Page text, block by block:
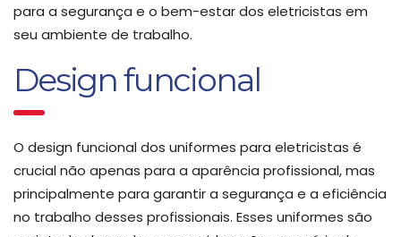
para a segurança e o bem-estar dos eletricistas em
seu ambiente de trabalho.
Design funcional
O design funcional dos uniformes para eletricistas é
crucial não apenas para a aparência profissional, mas
principalmente para garantir a segurança e a eficiência
no trabalho desses profissionais. Esses uniformes são